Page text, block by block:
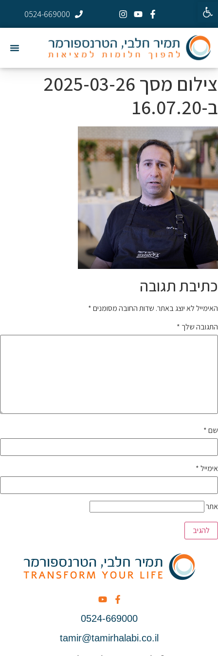
פתח סרגל נגישות
0524-669000
צילום מסך 2025-03-26
ב-16.07.20
כתיבת תגובה
האימייל לא יוצג באתר. שדות החובה מסומנים*
התגובה שלך *
שם*
אימייל*
אתר
0524-669000
tamir@tamirhalabi.co.il